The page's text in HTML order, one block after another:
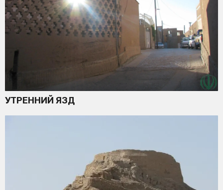
УТРЕННИЙ ЯЗД